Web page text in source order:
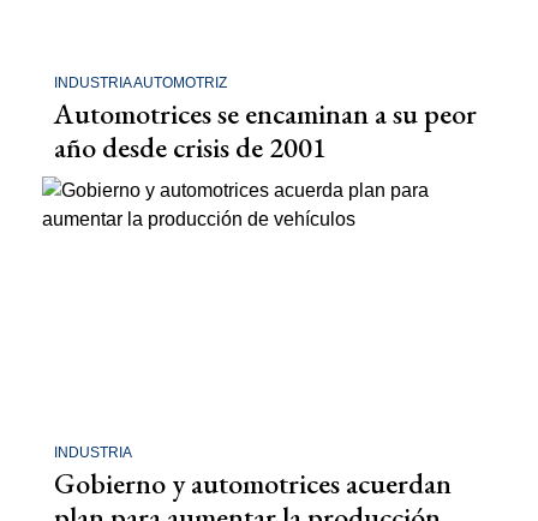
INDUSTRIA AUTOMOTRIZ
Automotrices se encaminan a su peor
año desde crisis de 2001
INDUSTRIA
Gobierno y automotrices acuerdan